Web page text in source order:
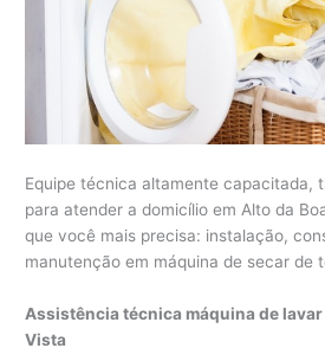
Equipe técnica altamente capacitada,
para atender a domicílio em Alto da
que você mais precisa: instalação,
manutenção em máquina de secar de
Assistência técnica máquina de lavar
Vista